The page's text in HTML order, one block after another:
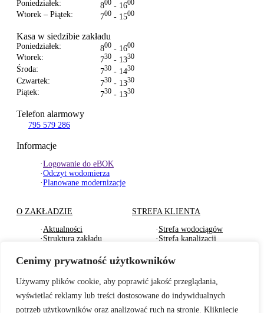
Cenimy prywatność użytkowników
Używamy plików cookie, aby poprawić jakość przeglądania,
wyświetlać reklamy lub treści dostosowane do indywidualnych
potrzeb użytkowników oraz analizować ruch na stronie. Kliknięcie
Poniedziałek: 800 - 1600
Wtorek – Piątek: 700 - 1500
Kasa w siedzibie zakładu
Poniedziałek: 800 - 1600
Wtorek: 730 - 1330
Środa: 730 - 1430
Czwartek: 730 - 1330
Piątek: 730 - 1330
Telefon alarmowy
795 579 286
Informacje
·Logowanie do eBOK
·Odczyt wodomierza
·Planowane modernizacje
O ZAKŁADZIE
· Aktualności
· Struktura zakładu
·Oferty pracy
STREFA KLIENTA
· Strefa wodociągów
· Strefa kanalizacji
komunalnych
·Strefa odbioru odpadów
BADANIA WODY TARYFY I CENNIKI